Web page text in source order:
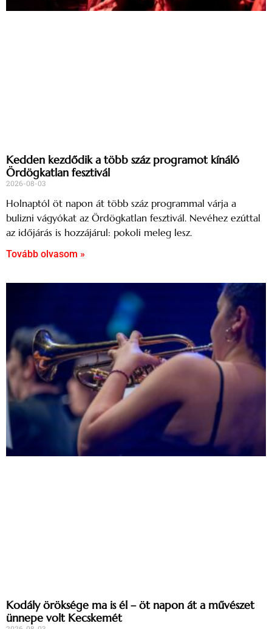
Kedden kezdődik a több száz programot kínáló
Ördögkatlan fesztivál
2026-08-03
Holnaptól öt napon át több száz programmal várja a
bulizni vágyókat az Ördögkatlan fesztivál. Nevéhez ezúttal
az időjárás is hozzájárul: pokoli meleg lesz.
Tovább olvasom »
Kodály öröksége ma is él – öt napon át a művészet
ünnepe volt Kecskemét